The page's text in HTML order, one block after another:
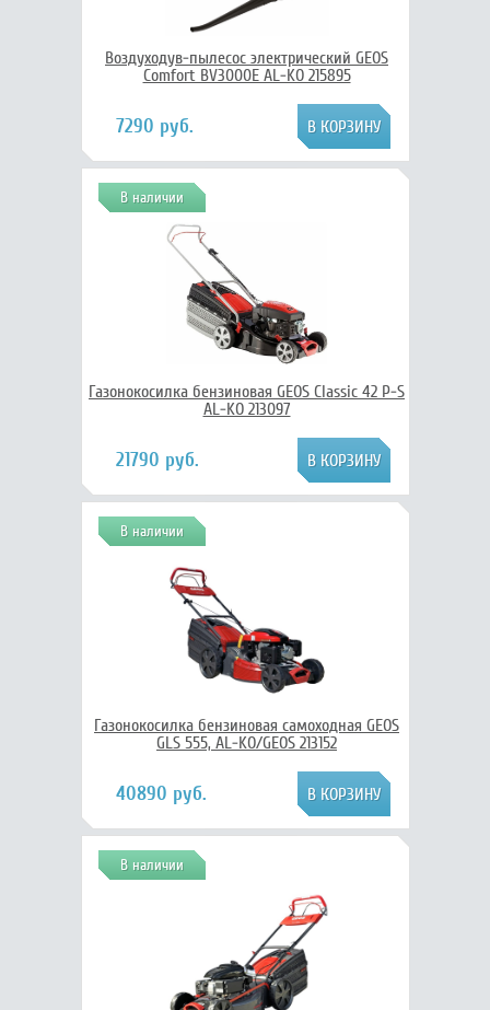
Воздуходув-пылесос электрический GEOS
Comfort BV3000E AL-KO 215895
7290 руб.
В наличии
Газонокосилка бензиновая GEOS Classic 42 P-S
AL-KO 213097
21790 руб.
В наличии
Газонокосилка бензиновая самоходная GEOS
GLS 555, AL-KO/GEOS 213152
40890 руб.
В наличии